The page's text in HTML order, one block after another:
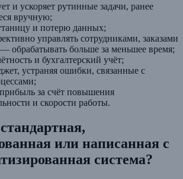
и ускоряет рутинные задачи, ранее
вручную;
и потерю данных;
управлять сотрудниками, заказами
обрабатывать больше за меньшее время;
и бухгалтерский учёт;
устраняя ошибки, связанные с
за счёт повышения
и скорости работы.
или написанная с
система?